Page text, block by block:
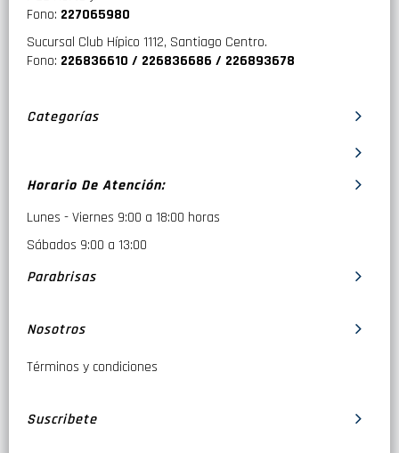
Fono: 227065980
Sucursal Club Hípico 1112, Santiago Centro.
Fono: 226836610 / 226836686 / 226893678
Categorías
Horario De Atención:
Lunes - Viernes 9:00 a 18:00 horas
Sábados 9:00 a 13:00
Parabrisas
Nosotros
Términos y condiciones
Suscribete